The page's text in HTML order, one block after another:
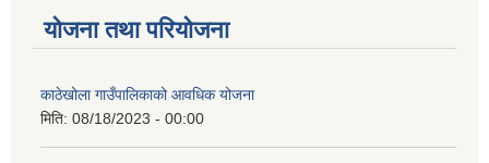
योजना तथा परियोजना
काठेखोला गाउँपालिकाको आवधिक योजना
मिति: 08/18/2023 - 00:00